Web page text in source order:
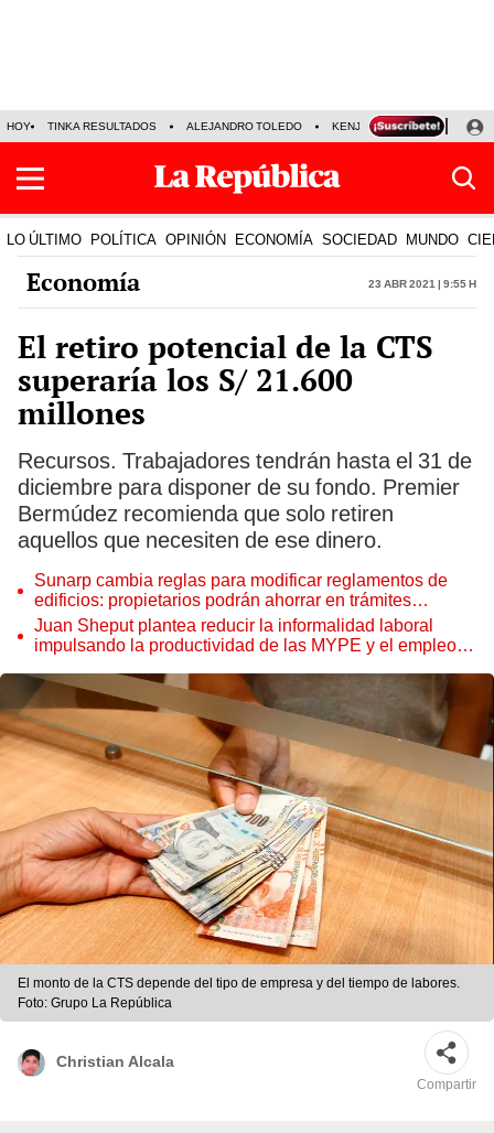
HOY TINKA RESULTADOS ALEJANDRO TOLEDO KENJI FUJIMORI
LO ÚLTIMO POLÍTICA OPINIÓN ECONOMÍA SOCIEDAD MUNDO
Economía 23 Abr 2021 | 9:55 h
El retiro potencial de la CTS
superaría los S/ 21.600
millones
Recursos. Trabajadores tendrán hasta el 31 de
diciembre para disponer de su fondo. Premier
Bermúdez recomienda que solo retiren
aquellos que necesiten de ese dinero.
Sunarp cambia reglas para modificar reglamentos de
edificios: propietarios podrán ahorrar en trámites
notariales
Juan Sheput plantea reducir la informalidad laboral
impulsando la productividad de las MYPE y el empleo
El monto de la CTS depende del tipo de empresa y del tiempo de labores.
Foto: Grupo La República
Christian Alcala
Compartir